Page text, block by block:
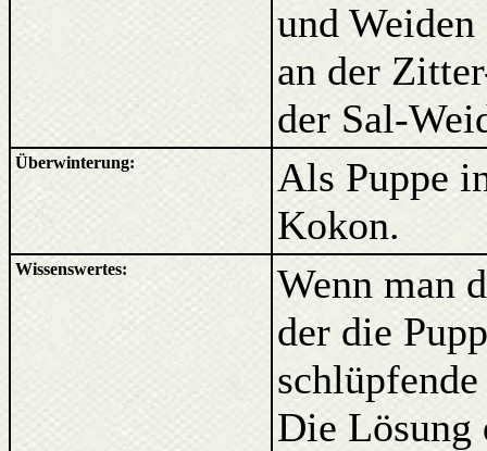
und Weiden
an der
der Sal-
Überwinterung:
Als Puppe
Kokon.
Wissenswertes:
Wenn man
der die
Die Lösung